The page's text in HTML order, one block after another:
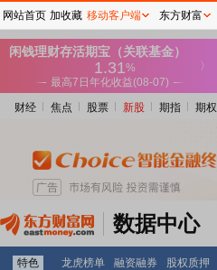
财经 焦点 股票 新股 期指 期权
数据中心
特色 龙虎榜单 融资融券 股权质押
网站首页 加收藏 移动客户端 东方财富